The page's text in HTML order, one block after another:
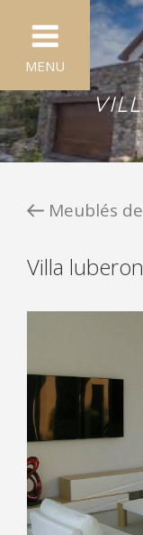
ACCUEIL
LE
SPA
MENU
Meublés
Villa